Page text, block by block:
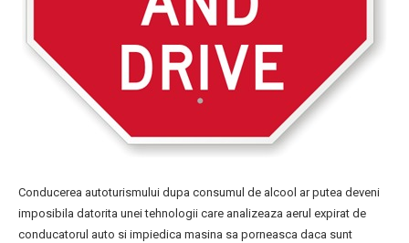
Conducerea autoturismului dupa consumul de alcool ar putea deveni
imposibila datorita unei tehnologii care analizeaza aerul expirat de
conducatorul auto si impiedica masina sa porneasca daca sunt